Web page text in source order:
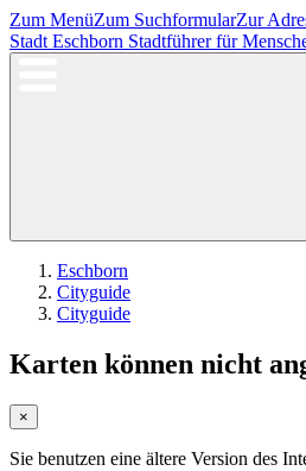
Zum MenüZum SuchformularZur
Stadt Eschborn Stadtführer für
Eschborn
Cityguide
Cityguide
Karten können nicht
×
Sie benutzen eine ältere Version des